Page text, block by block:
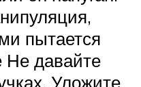
пытается
Не давайте
Уложите